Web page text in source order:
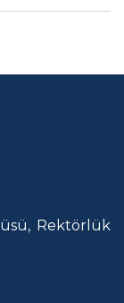
Rektörlük